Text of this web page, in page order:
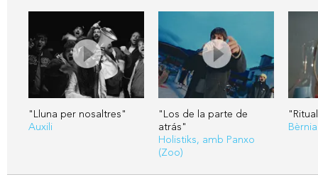
"Lluna per nosaltres"
Auxili
"Los de la parte de
atrás"
Holistiks, amb Panxo
(Zoo)
Bèrnia